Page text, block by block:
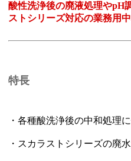
酸性洗浄後の廃液処理やpH
ストシリーズ対応の業務用中
特長
・各種酸洗浄後の中和処理
・スカラストシリーズの廃